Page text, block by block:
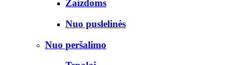
Žaizdoms
Nuo puslelinės
Nuo peršalimo